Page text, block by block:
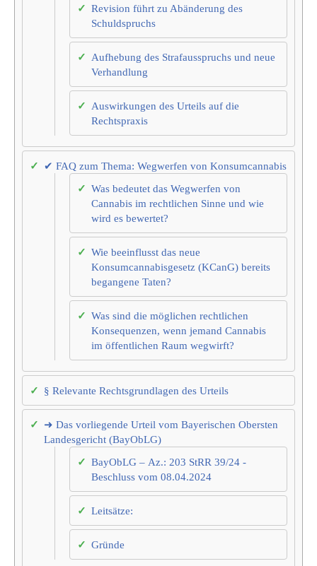
Revision führt zu Abänderung des
Schuldspruchs
Aufhebung des Strafausspruchs und neue
Verhandlung
Auswirkungen des Urteils auf die
Rechtspraxis
✔ FAQ zum Thema: Wegwerfen von Konsumcannabis
Was bedeutet das Wegwerfen von
Cannabis im rechtlichen Sinne und wie
wird es bewertet?
Wie beeinflusst das neue
Konsumcannabisgesetz (KCanG) bereits
begangene Taten?
Was sind die möglichen rechtlichen
Konsequenzen, wenn jemand Cannabis
im öffentlichen Raum wegwirft?
§ Relevante Rechtsgrundlagen des Urteils
➜ Das vorliegende Urteil vom Bayerischen Obersten
Landesgericht (BayObLG)
BayObLG – Az.: 203 StRR 39/24 -
Beschluss vom 08.04.2024
Leitsätze:
Gründe